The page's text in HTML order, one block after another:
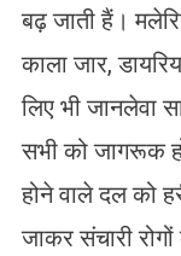
बढ़ जाती हैं।
काला जार,
लिए भी जानलेवा
सभी को जागरूक
होने वाले दल को
जाकर संचारी